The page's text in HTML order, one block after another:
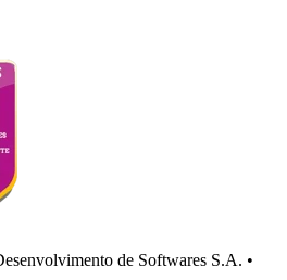
de Softwares S.A. •